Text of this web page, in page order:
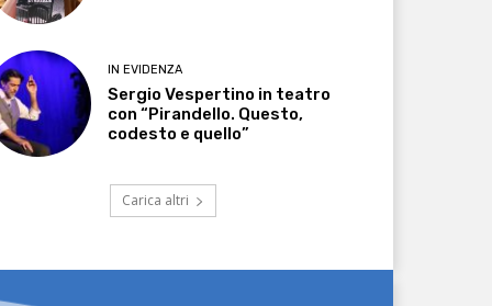
IN EVIDENZA
Sergio Vespertino in teatro
con “Pirandello. Questo,
codesto e quello”
Carica altri